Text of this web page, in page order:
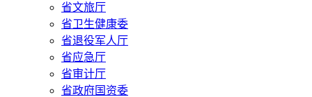
省文旅厅
省卫生健康委
省退役军人厅
省应急厅
省审计厅
省政府国资委